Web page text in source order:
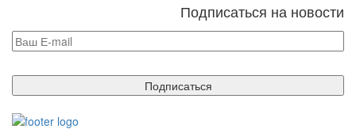
Подписаться на новости
Подписаться